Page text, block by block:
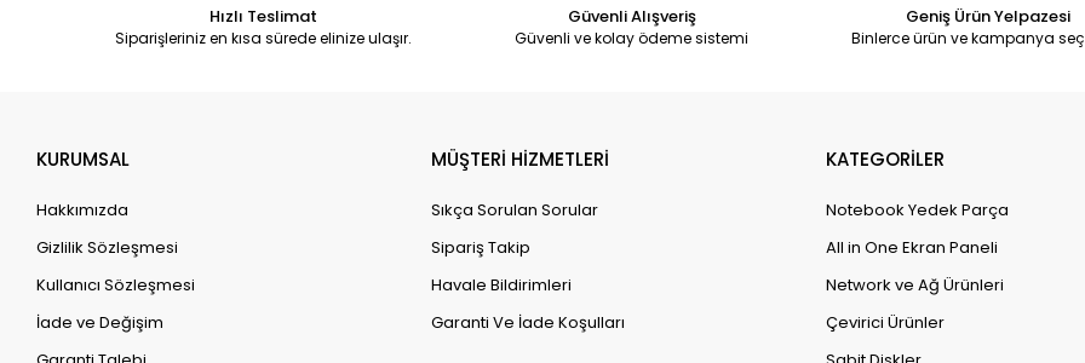
Hızlı Teslimat
Siparişleriniz en kısa sürede elinize ulaşır.
Güvenli Alışveriş
Güvenli ve kolay ödeme sistemi
Geniş Ürün Yelpazesi
Binlerce ürün ve kampanya
KURUMSAL
Hakkımızda
Gizlilik Sözleşmesi
Kullanıcı Sözleşmesi
İade ve Değişim
MÜŞTERİ HİZMETLERİ
Sıkça Sorulan Sorular
Sipariş Takip
Havale Bildirimleri
Garanti Ve İade Koşulları
KATEGORİLER
Notebook Yedek Parça
All in One Ekran Paneli
Network ve Ağ Ürünleri
Çevirici Ürünler